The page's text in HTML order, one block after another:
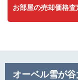
お部屋の売却価格査
オーベル雪が